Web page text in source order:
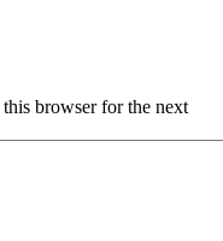
browser for the next